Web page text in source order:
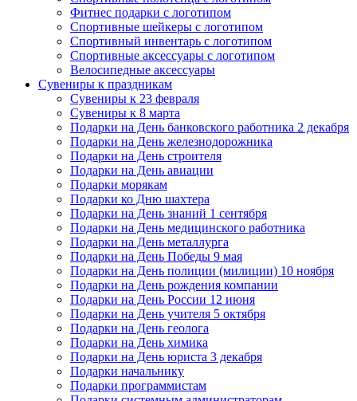
Фитнес подарки с логотипом
Спортивные шейкеры с логотипом
Спортивный инвентарь с логотипом
Спортивные аксессуары с логотипом
Велосипедные аксессуары
Сувениры к праздникам
Сувениры к 23 февраля
Сувениры к 8 марта
Подарки на День банковского работника 2 декабря
Подарки на День железнодорожника
Подарки на День строителя
Подарки на День авиации
Подарки морякам
Подарки ко Дню шахтера
Подарки на День знаний 1 сентября
Подарки на День медицинского работника
Подарки на День металлурга
Подарки на День Победы 9 мая
Подарки на День полиции (милиции) 10 ноября
Подарки на День рождения компании
Подарки на День России 12 июня
Подарки на День учителя 5 октября
Подарки на День геолога
Подарки на День химика
Подарки на День юриста 3 декабря
Подарки начальнику
Подарки программистам